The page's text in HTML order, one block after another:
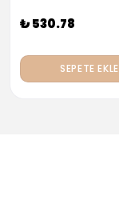
₺ 530.78
SEPETE EKLE